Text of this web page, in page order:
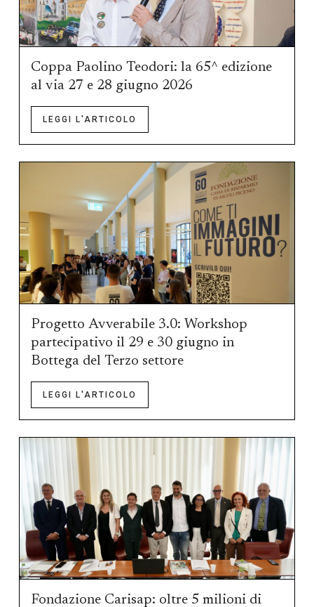
Coppa Paolino Teodori: la 65^ edizione
al via 27 e 28 giugno 2026
LEGGI L'ARTICOLO
Progetto Avverabile 3.0: Workshop
partecipativo il 29 e 30 giugno in
Bottega del Terzo settore
LEGGI L'ARTICOLO
Fondazione Carisap: oltre 5 milioni di